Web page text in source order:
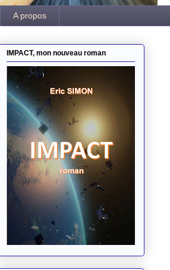
A propos
IMPACT, mon nouveau roman